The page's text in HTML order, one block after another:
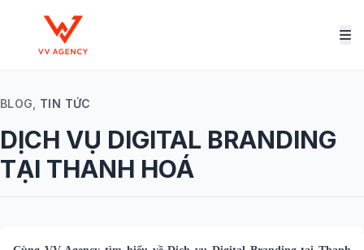
BLOG, TIN TỨC
DỊCH VỤ DIGITAL BRANDING
TẠI THANH HOÁ